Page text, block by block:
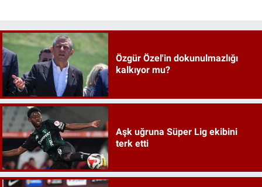
Özgür Özel'in dokunulmazlığı
kalkıyor mu?
Aşk uğruna Süper Lig ekibini
terk etti